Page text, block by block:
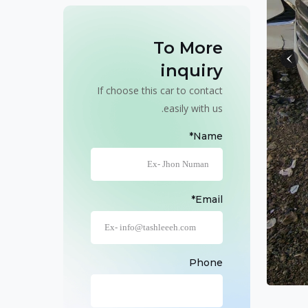
To More
inquiry
If choose this car to contact
easily with us.
Name*
Email*
Phone